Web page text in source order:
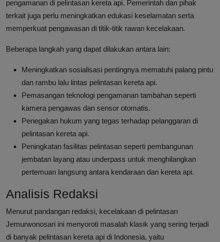
pengamanan di pelintasan kereta api. Pemerintah dan pihak
terkait juga perlu meningkatkan edukasi keselamatan serta
memperkuat pengawasan di titik-titik rawan kecelakaan.
Beberapa langkah yang dapat dilakukan antara lain:
Meningkatkan sosialisasi pentingnya mematuhi palang pintu
dan rambu lalu lintas pelintasan kereta api.
Pemasangan teknologi pengamanan tambahan seperti
kamera pengawas dan sensor otomatis.
Penegakan hukum yang tegas terhadap pelanggaran di
pelintasan kereta api.
Peningkatan fasilitas pelintasan seperti pembangunan
jembatan layang atau underpass untuk menghilangkan
pertemuan langsung antara kendaraan dan kereta api.
Analisis Redaksi
Menurut pandangan redaksi, kecelakaan di pelintasan
Jemurwonosari ini menyoroti masalah klasik yang sering terjadi
di banyak pelintasan kereta api di Indonesia, yaitu